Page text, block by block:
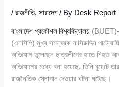
/রাজনীতি,সারাদেশ / By Desk Report
বাংলাদেশ প্রকৌশল বিশ্ববিদ্যালয় (BUET)-এ
(এনসিপি) মুখ্য সমন্বয়ক নাসিরুদ্দিন
অভিযোগ তুলেছেন ছাত্রলীগের হাতে নিহত
অভিযোগের মধ্যে বলা হয়েছে, তিনি বুয়েটে
রাজনৈতিক স্লোগান দেওয়ার ঘটনা ঘটেছে।